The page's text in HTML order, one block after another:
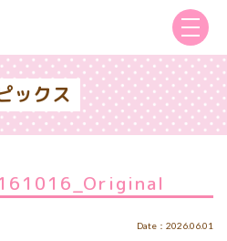
ックス
Date：2026.06.01